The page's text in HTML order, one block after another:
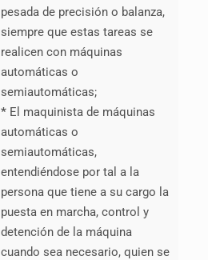
pesada de precisión o balanza,
siempre que estas tareas se
realicen con máquinas
automáticas o
semiautomáticas;
*El maquinista de máquinas
automáticas o
semiautomáticas,
entendiéndose por tal a la
persona que tiene a su cargo la
puesta en marcha, control y
detención de la máquina
cuando sea necesario, quien se